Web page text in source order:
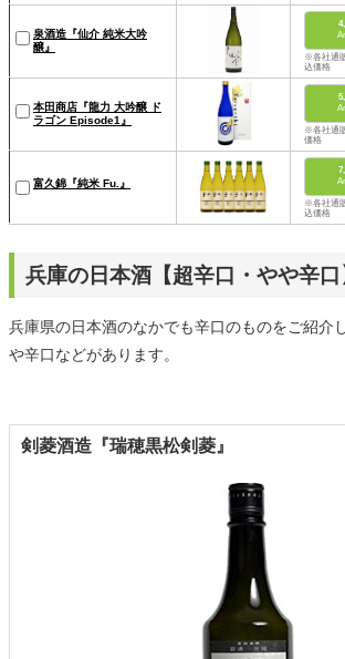
泉酒造『仙介 純米大吟
醸』
※各社通
込価格
本田商店『龍力 大吟醸 ド
ラゴン Episode1』
※各社通
価格
富久錦『純米 Fu.』
※各社通
込価格
兵庫の日本酒【超辛口・やや辛
兵庫県の日本酒のなかでも辛口のものをご紹介
や辛口などがあります。
剣菱酒造『瑞穂黒松剣菱』